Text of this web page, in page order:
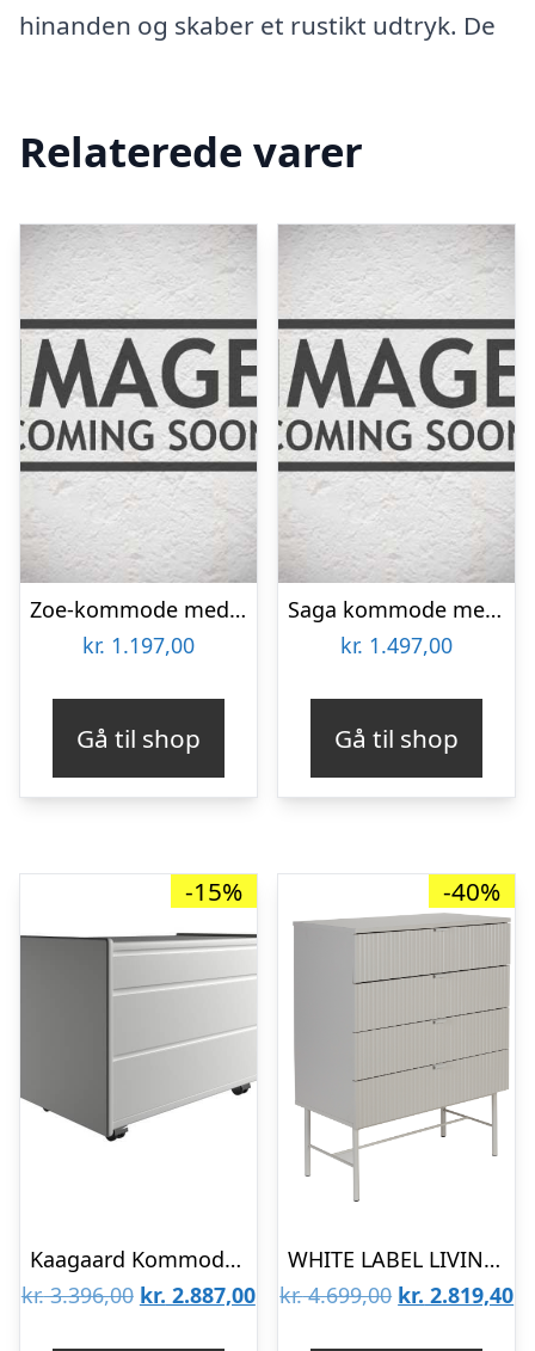
hinanden og skaber et rustikt udtryk. De
Relaterede varer
Zoe-kommode med 2 skuffer
kr. 1.197,00
Gå til shop
Saga kommode med 3 skuffer – sort
kr. 1.497,00
Gå til shop
-15%
Kaagaard Kommode med 3 Skuffer – Hvid med hjul : Erling Christensen Møbler
kr.3.396,00 Den
kr. 2.887,00Den
-40%
WHITE LABEL LIVING Cayo kommode, m. 4 skuffer – grå MDF og grå jern
kr.4.699,00 Den
kr. 2.819,40